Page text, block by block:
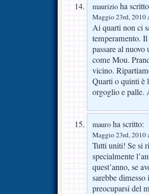
maurizio ha
Maggio 23rd, 2010
Ai quarti non ci
temperamento.
passare al
come Mou.
vicino.
Quarti o quinti è
orgoglio e
mauro ha scritto:
Maggio 23rd, 2010
Tutti uniti! Se si
specialmente
quest’anno, se
sarebbe
preocuparsi del